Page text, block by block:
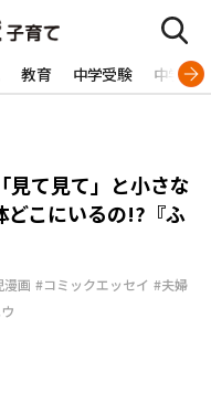
教育 中学受験 中学生
見て見て」と小さな
こにいるの!?『ふ
漫画 #コミックエッセイ #夫婦